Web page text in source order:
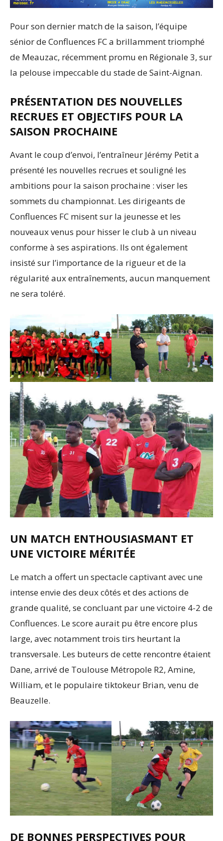
Pour son dernier match de la saison, l’équipe
sénior de Confluences FC a brillamment triomphé
de Meauzac, récemment promu en Régionale 3, sur
la pelouse impeccable du stade de Saint-Aignan.
PRÉSENTATION DES NOUVELLES
RECRUES ET OBJECTIFS POUR LA
SAISON PROCHAINE
Avant le coup d’envoi, l’entraîneur Jérémy Petit a
présenté les nouvelles recrues et souligné les
ambitions pour la saison prochaine : viser les
sommets du championnat. Les dirigeants de
Confluences FC misent sur la jeunesse et les
nouveaux venus pour hisser le club à un niveau
conforme à ses aspirations. Ils ont également
insisté sur l’importance de la rigueur et de la
régularité aux entraînements, aucun manquement
ne sera toléré.
UN MATCH ENTHOUSIASMANT ET
UNE VICTOIRE MÉRITÉE
Le match a offert un spectacle captivant avec une
intense envie des deux côtés et des actions de
grande qualité, se concluant par une victoire 4-2 de
Confluences. Le score aurait pu être encore plus
large, avec notamment trois tirs heurtant la
transversale. Les buteurs de cette rencontre étaient
Dane, arrivé de Toulouse Métropole R2, Amine,
William, et le populaire tiktokeur Brian, venu de
Beauzelle.
DE BONNES PERSPECTIVES POUR